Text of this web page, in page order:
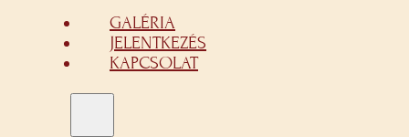
GALÉRIA
JELENTKEZÉS
KAPCSOLAT